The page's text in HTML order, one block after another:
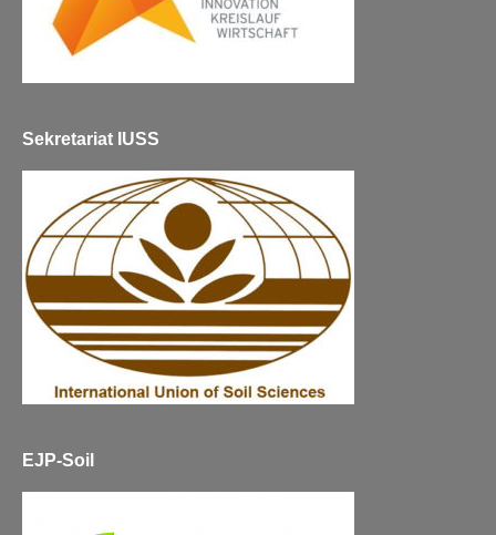
Sekretariat IUSS
EJP-Soil